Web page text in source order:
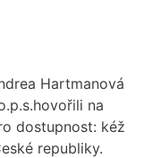
Hartmanová
na
dostupnost: kéž
republiky.